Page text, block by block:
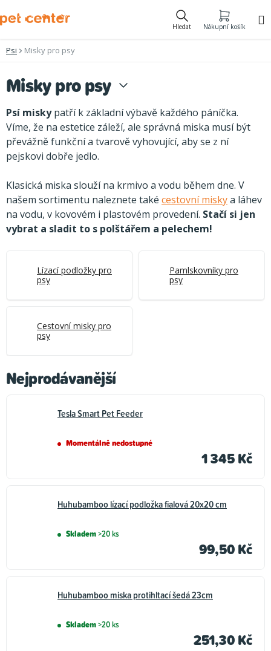
na
Hledat Nákupní košík
Psi Misky pro psy
Misky pro psy
Psí miskypatří k základní výbavě každého páníčka.
Víme, že na estetice záleží, ale správná miska musí být
převážně funkční a tvarově vyhovující, aby se z ní
pejskovi dobře jedlo.
Klasická miska slouží na krmivo a vodu během dne. V
našem sortimentu naleznete také cestovní miskya láhev
na vodu, v kovovém i plastovém provedení. Stačí si jen
vybrat a sladit to s polštářem a pelechem!
Lízací podložky pro
psy
Pamlskovníky pro
psy
Cestovní misky pro
psy
Nejprodávanější
Tesla Smart Pet Feeder
Momentálně nedostupné
1 345 Kč
Huhubamboo lízací podložka fialová 20x20 cm
Skladem>20 ks
99,50 Kč
Huhubamboo miska protihltací šedá 23cm
Skladem>20 ks
251,30 Kč